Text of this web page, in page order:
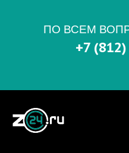
ПО ВСЕМ
+7